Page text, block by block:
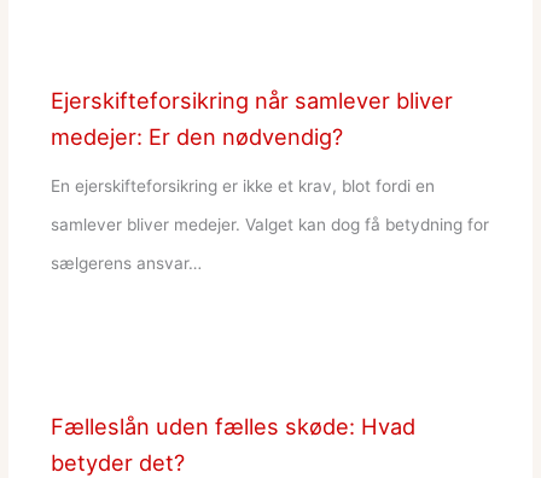
Ejerskifteforsikring når samlever bliver
medejer: Er den nødvendig?
En ejerskifteforsikring er ikke et krav, blot fordi en
samlever bliver medejer. Valget kan dog få betydning for
sælgerens ansvar…
Fælleslån uden fælles skøde: Hvad
betyder det?